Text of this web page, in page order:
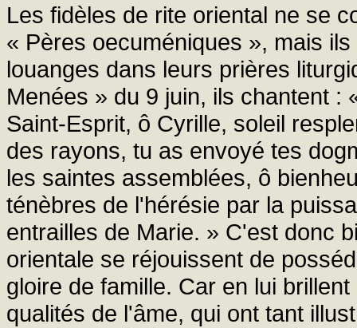
Les fidèles de rite oriental ne se
« Pères oecuméniques », mais
louanges dans leurs prières
Menées » du 9 juin, ils chantent :
Saint-Esprit, ô Cyrille, soleil
des rayons, tu as envoyé tes
les saintes assemblées, ô
ténèbres de l'hérésie par la
entrailles de Marie. » C'est donc
orientale se réjouissent de
gloire de famille. Car en lui
qualités de l'âme, qui ont tant